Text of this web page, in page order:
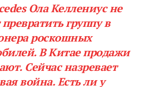
Ола Келлениус не
группу в
роскошных
В Китае продажи
Сейчас назревает
война. Есть ли у